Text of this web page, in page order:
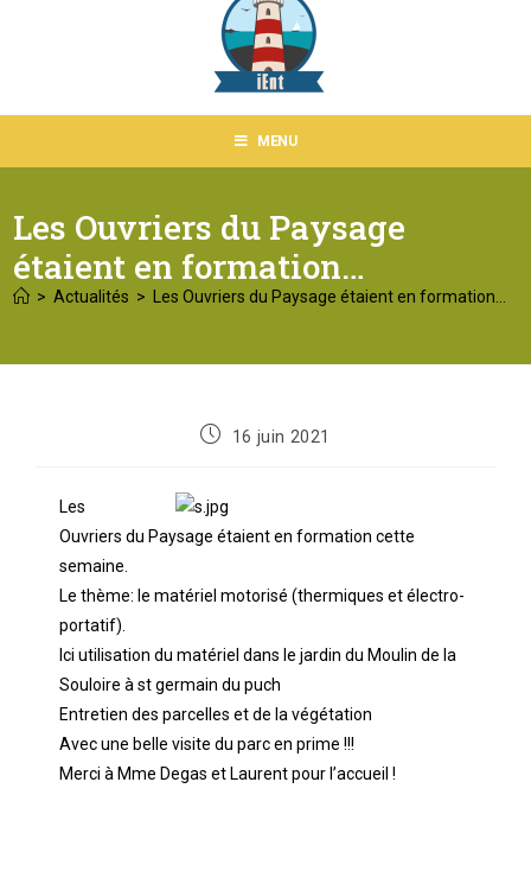
MENU
Les Ouvriers du Paysage
étaient en formation…
> Actualités > Les Ouvriers du Paysage étaient en formation…
16 juin 2021
Les
Ouvriers du Paysage étaient en formation cette
semaine.
Le thème: le matériel motorisé (thermiques et électro-
portatif).
Ici utilisation du matériel dans le jardin du Moulin de la
Souloire à st germain du puch
Entretien des parcelles et de la végétation
Avec une belle visite du parc en prime !!!
Merci à Mme Degas et Laurent pour l’accueil !